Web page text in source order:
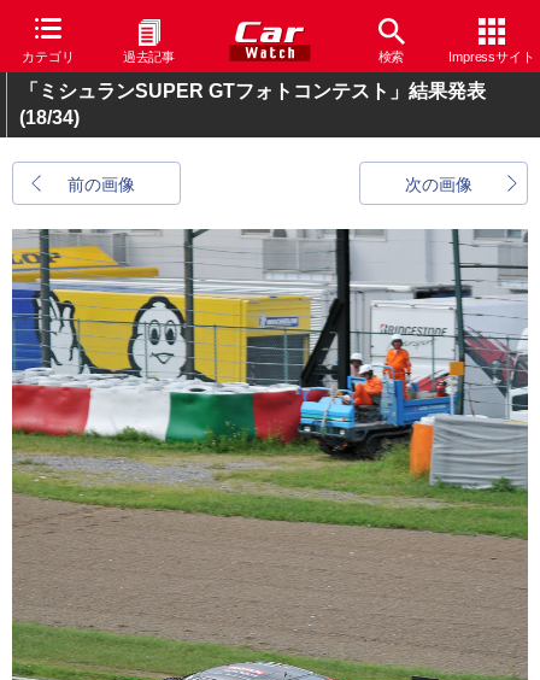
カテゴリ 過去記事 検索 Impressサイト
「ミシュランSUPER GTフォトコンテスト」結果発表
(18/34)
前の画像 次の画像